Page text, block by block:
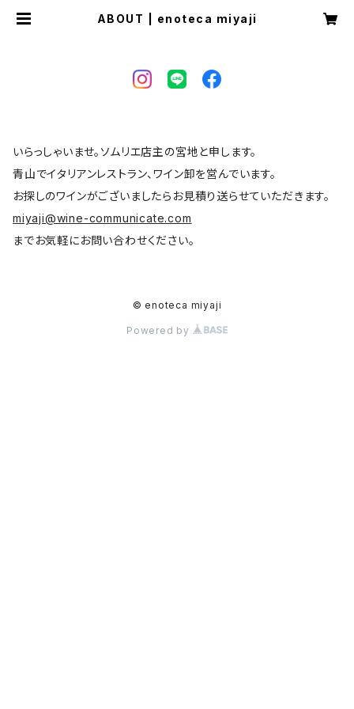
ABOUT | enoteca miyaji
いらっしゃいませ。ソムリエ店主の宮地と申します。
青山でイタリアンレストラン、ワイン卸を営んでいます。
お探しのワインがございましたらお見積り送らせていただきます。
miyaji@wine-communicate.com
までお気軽にお問い合わせください。
© enoteca miyaji
Powered by